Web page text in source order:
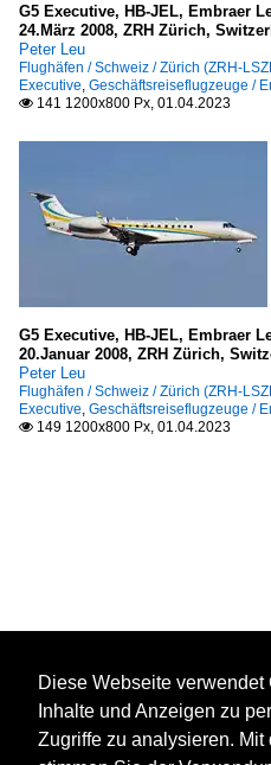
G5 Executive, HB-JEL, Embraer
24.März 2008, ZRH Zürich,
Peter Leu
Flughäfen / Schweiz / Zürich (ZRH-
Executive, Geschäftsreiseflugzeuge /
 141 1200x800 Px, 01.04.2023
G5 Executive, HB-JEL, Embraer
20.Januar 2008, ZRH Zürich,
Peter Leu
Flughäfen / Schweiz / Zürich (ZRH-
Executive, Geschäftsreiseflugzeuge /
 149 1200x800 Px, 01.04.2023
Diese Webseite verwendet
Inhalte und Anzeigen zu
Zugriffe zu analysieren. Mit